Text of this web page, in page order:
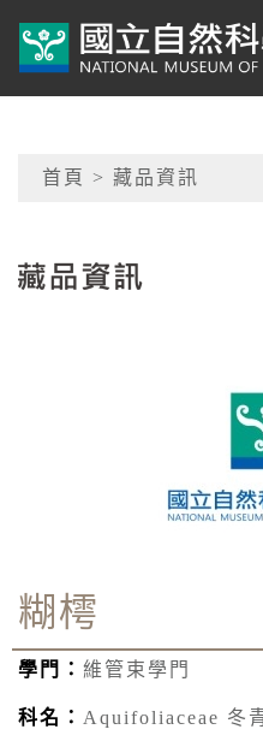
典藏網-國
網頁導覽
首頁 > 藏品資訊
糊樗
學門： 維管束學門
科名： Aquifoliaceae 冬